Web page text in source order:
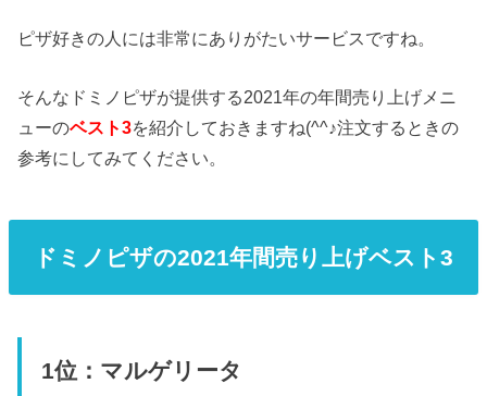
ピザ好きの人には非常にありがたいサービスですね。
そんなドミノピザが提供する2021年の年間売り上げメニ
ューのベスト3を紹介しておきますね(^^♪注文するときの
参考にしてみてください。
ドミノピザの2021年間売り上げベスト3
1位：マルゲリータ